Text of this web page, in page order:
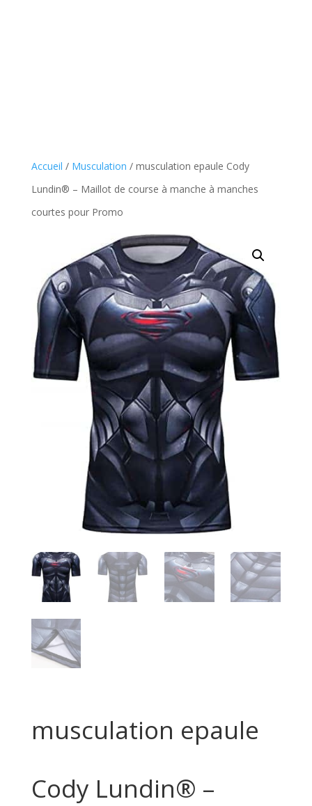
Accueil / Musculation / musculation epaule Cody
Lundin® – Maillot de course à manche à manches
courtes pour Promo
musculation epaule
Cody Lundin® –